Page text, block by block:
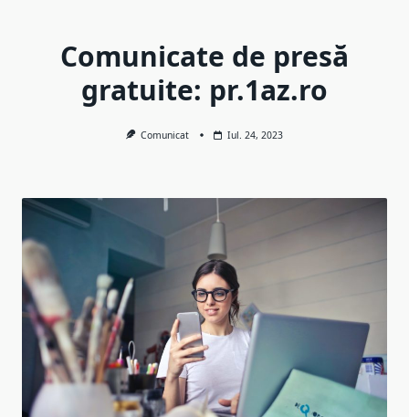
Comunicate de presă
gratuite: pr.1az.ro
Comunicat Iul. 24, 2023